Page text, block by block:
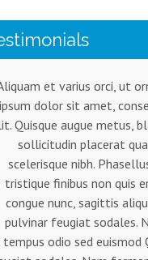
et varius orci, ut
ipsum dolor sit amet,
Quisque augue metus,
sollicitudin placerat
scelerisque nibh.
tristique finibus non quis
congue nunc, sagittis
pulvinar feugiat sodales.
tempus odio sed euismod